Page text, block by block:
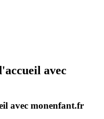
avec
avec monenfant.fr